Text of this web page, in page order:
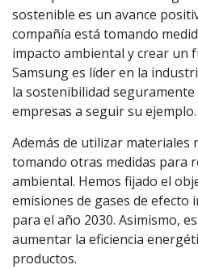
sostenible es un avance
compañía está tomando
impacto ambiental y crear un
Samsung es líder en la
la sostenibilidad
empresas a seguir su ejemplo.
Además de utilizar materiales
tomando otras medidas para
ambiental. Hemos fijado el
emisiones de gases de efecto
para el año 2030. Asimismo,
aumentar la eficiencia
productos.